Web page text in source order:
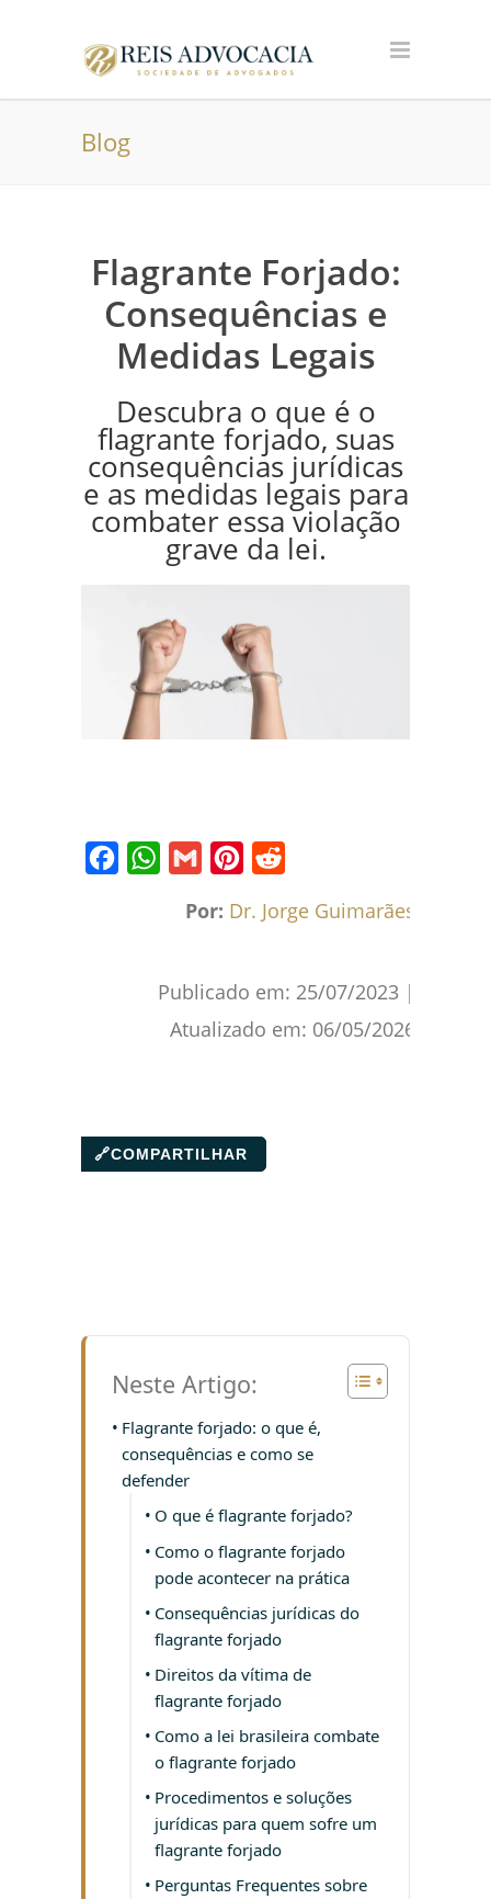
Blog
Flagrante Forjado:
Consequências e
Medidas Legais
Descubra o que é o
flagrante forjado, suas
consequências jurídicas
e as medidas legais para
combater essa violação
grave da lei.
Por: Dr. Jorge Guimarães
Publicado em: 25/07/2023 |
Atualizado em: 06/05/2026
🔗COMPARTILHAR
Neste Artigo:
Flagrante forjado: o que é,
consequências e como se
defender
O que é flagrante forjado?
Como o flagrante forjado
pode acontecer na prática
Consequências jurídicas do
flagrante forjado
Direitos da vítima de
flagrante forjado
Como a lei brasileira combate
o flagrante forjado
Procedimentos e soluções
jurídicas para quem sofre um
flagrante forjado
Perguntas Frequentes sobre